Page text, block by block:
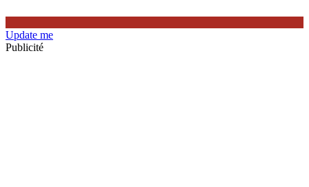
Update me
Publicité